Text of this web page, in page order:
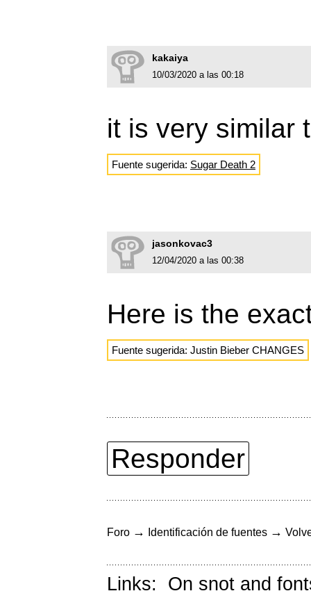
kakaiya
10/03/2020 a las 00:18
it is very similar
Fuente sugerida: Sugar Death 2
jasonkovac3
12/04/2020 a las 00:38
Here is the
Fuente sugerida: Justin Bieber CHANGES
Responder
Foro → Identificación de fuentes →
Links: On snot and